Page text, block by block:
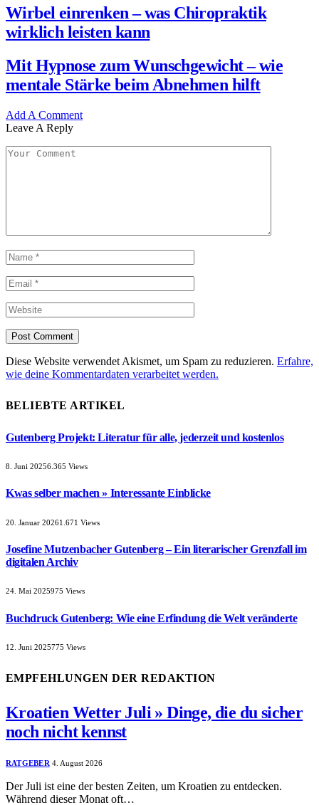
Wirbel einrenken – was Chiropraktik
wirklich leisten kann
Mit Hypnose zum Wunschgewicht – wie
mentale Stärke beim Abnehmen hilft
Add A Comment
Leave A Reply
Diese Website verwendet Akismet, um Spam zu reduzieren. Erfahre,
wie deine Kommentardaten verarbeitet werden.
BELIEBTE ARTIKEL
Gutenberg Projekt: Literatur für alle, jederzeit und kostenlos
8. Juni 20256.365 Views
Kwas selber machen » Interessante Einblicke
20. Januar 20261.671 Views
Josefine Mutzenbacher Gutenberg – Ein literarischer Grenzfall im
digitalen Archiv
24. Mai 2025975 Views
Buchdruck Gutenberg: Wie eine Erfindung die Welt veränderte
12. Juni 2025775 Views
EMPFEHLUNGEN DER REDAKTION
Kroatien Wetter Juli » Dinge, die du sicher
noch nicht kennst
RATGEBER 4. August 2026
Der Juli ist eine der besten Zeiten, um Kroatien zu entdecken.
Während dieser Monat oft…